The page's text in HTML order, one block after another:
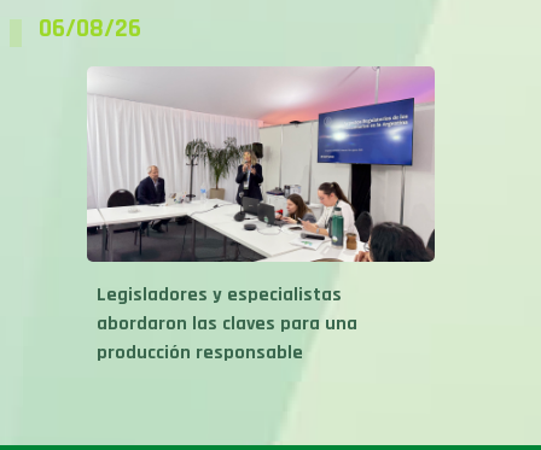
06/08/26
Legisladores y especialistas
abordaron las claves para una
producción responsable